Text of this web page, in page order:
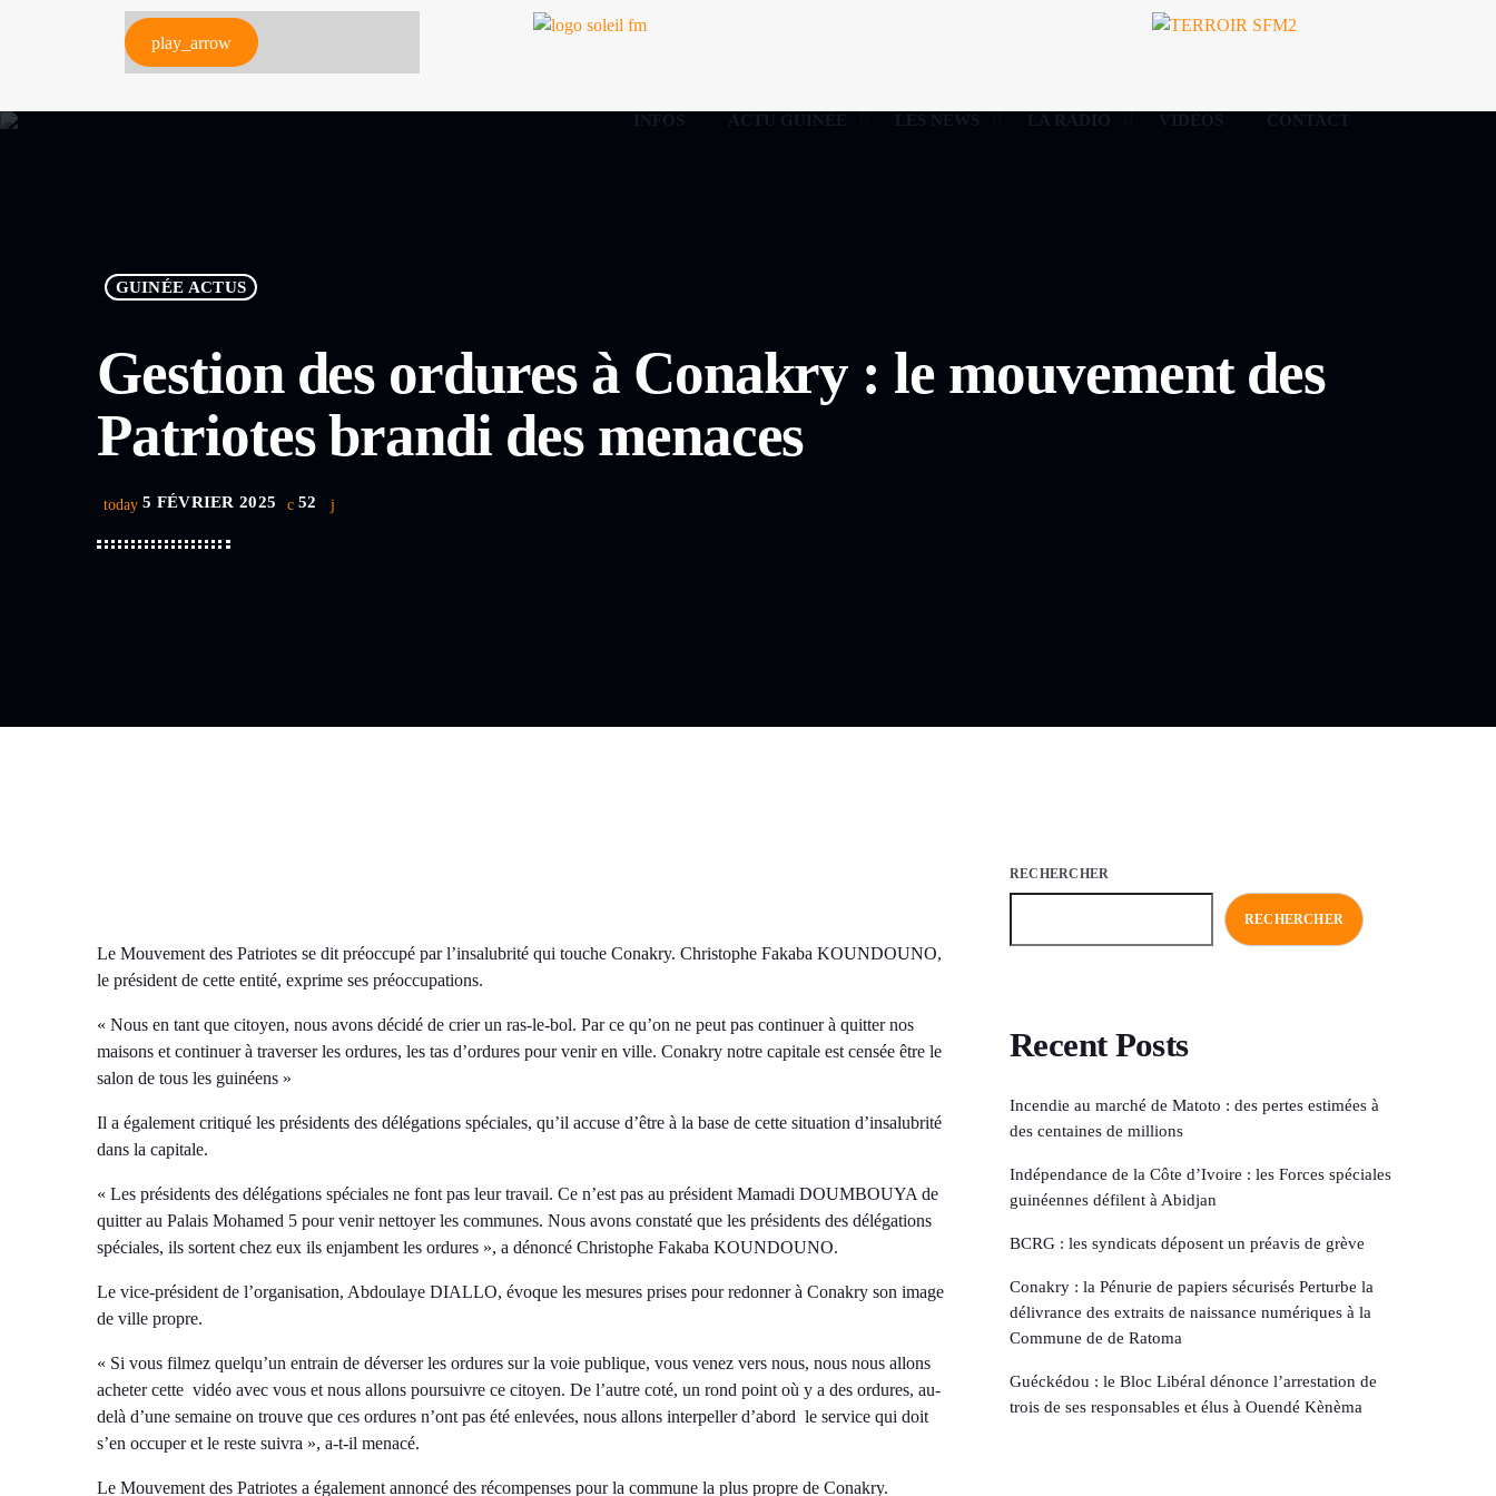
play_arrow
INFOS ACTU GUINÉE LES NEWS LA RADIO VIDÉOS CONTACT
GUINÉE ACTUS
Gestion des ordures à Conakry : le mouvement des
Patriotes brandi des menaces
today 5 FÉVRIER 2025 52
Le Mouvement des Patriotes se dit préoccupé par l’insalubrité qui touche Conakry. Christophe Fakaba KOUNDOUNO,
le président de cette entité, exprime ses préoccupations.
« Nous en tant que citoyen, nous avons décidé de crier un ras-le-bol. Par ce qu’on ne peut pas continuer à quitter nos
maisons et continuer à traverser les ordures, les tas d’ordures pour venir en ville. Conakry notre capitale est censée être le
salon de tous les guinéens »
Il a également critiqué les présidents des délégations spéciales, qu’il accuse d’être à la base de cette situation d’insalubrité
dans la capitale.
« Les présidents des délégations spéciales ne font pas leur travail. Ce n’est pas au président Mamadi DOUMBOUYA de
quitter au Palais Mohamed 5 pour venir nettoyer les communes. Nous avons constaté que les présidents des délégations
spéciales, ils sortent chez eux ils enjambent les ordures », a dénoncé Christophe Fakaba KOUNDOUNO.
Le vice-président de l’organisation, Abdoulaye DIALLO, évoque les mesures prises pour redonner à Conakry son image
de ville propre.
« Si vous filmez quelqu’un entrain de déverser les ordures sur la voie publique, vous venez vers nous, nous nous allons
acheter cette vidéo avec vous et nous allons poursuivre ce citoyen. De l’autre coté, un rond point où y a des ordures, au-
delà d’une semaine on trouve que ces ordures n’ont pas été enlevées, nous allons interpeller d’abord le service qui doit
s’en occuper et le reste suivra », a-t-il menacé.
Le Mouvement des Patriotes a également annoncé des récompenses pour la commune la plus propre de Conakry.
RECHERCHER
RECHERCHER
Recent Posts
Incendie au marché de Matoto : des pertes estimées à
des centaines de millions
Indépendance de la Côte d’Ivoire : les Forces spéciales
guinéennes défilent à Abidjan
BCRG : les syndicats déposent un préavis de grève
Conakry : la Pénurie de papiers sécurisés Perturbe la
délivrance des extraits de naissance numériques à la
Commune de de Ratoma
Guéckédou : le Bloc Libéral dénonce l’arrestation de
trois de ses responsables et élus à Ouendé Kènèma